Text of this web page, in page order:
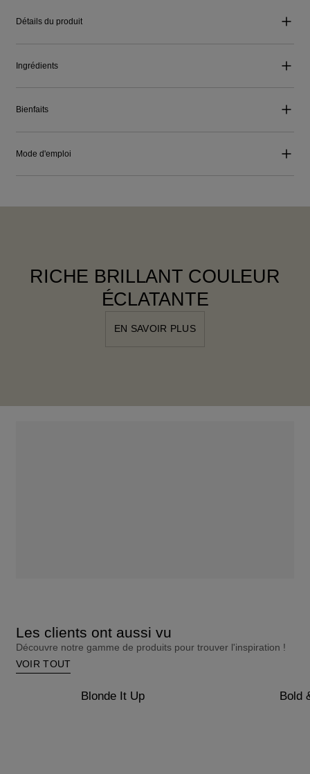
Détails du produit
Ingrédients
Bienfaits
Mode d'emploi
RICHE BRILLANT COULEUR
ÉCLATANTE
EN SAVOIR PLUS
Les clients ont aussi vu
Découvre notre gamme de produits pour trouver l'inspiration !
VOIR TOUT
Blonde It Up Bold